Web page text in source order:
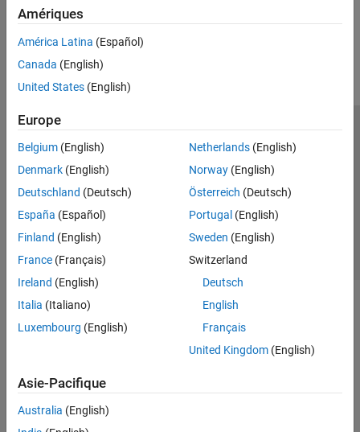
Interface with Simulink
Block Authoring
Applications
Stateflow
Amériques
América Latina (Español)
Canada (English)
United States (English)
Europe
Belgium (English)
Denmark (English)
Deutschland (Deutsch)
España (Español)
Finland (English)
France (Français)
Ireland (English)
Italia (Italiano)
Luxembourg (English)
Netherlands(English)
Norway(English)
Österreich (Deutsch)
Portugal (English)
Sweden (English)
Switzerland
Deutsch
English
Français
United Kingdom(English)
Asie-Pacifique
Australia (English)
Lutte anti-piratage
Contacts locaux
© 1994-2026 The MathWorks, Inc.